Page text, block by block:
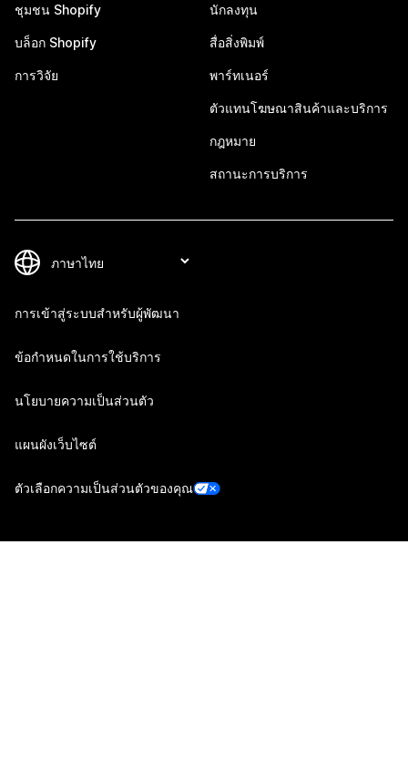
ชุมชน Shopify
บล็อก Shopify
การวิจัย
นักลงทุน
สื่อสิ่งพิมพ์
พาร์ทเนอร์
ตัวแทนโฆษณาสินค้าและบริการ
กฎหมาย
สถานะการบริการ
การเข้าสู่ระบบสำหรับผู้พัฒนา
ข้อกำหนดในการใช้บริการ
นโยบายความเป็นส่วนตัว
แผนผังเว็บไซต์
ตัวเลือกความเป็นส่วนตัวของคุณ